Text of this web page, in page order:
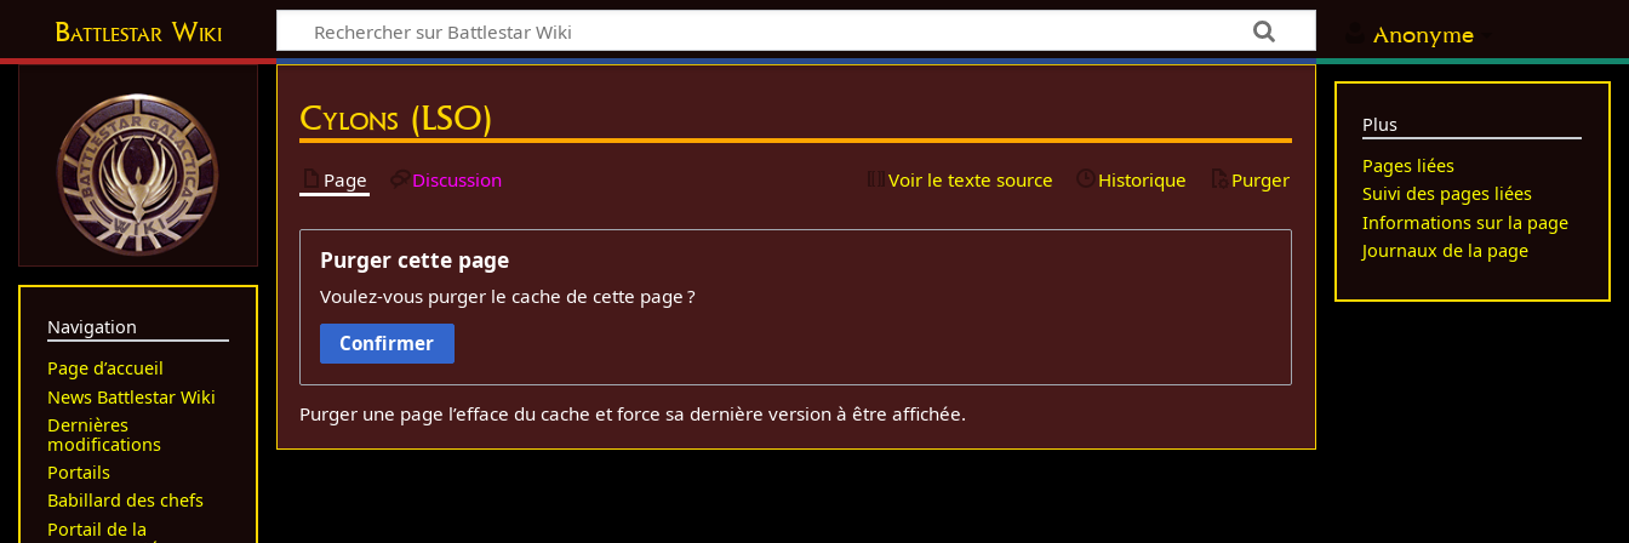
Anonyme
Battlestar Wiki
Cylons (LSO)
Page Discussion Voir le texte source Historique Purger
Purger cette page
Voulez-vous purger le cache de cette page ?
Confirmer
Purger une page l’efface du cache et force sa dernière version à être affichée.
Navigation
Page d’accueil
News Battlestar Wiki
Dernières
modifications
Portails
Babillard des chefs
Portail de la
Plus
Pages liées
Suivi des pages liées
Informations sur la page
Journaux de la page